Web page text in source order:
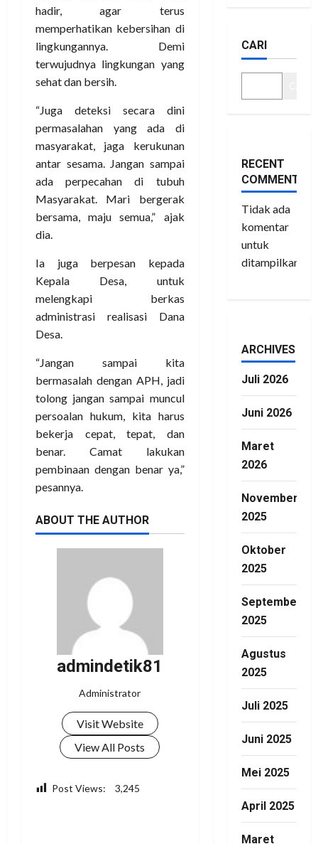
hadir, agar terus
memperhatikan kebersihan di
lingkungannya. Demi
terwujudnya lingkungan yang
sehat dan bersih.
“Juga deteksi secara dini
permasalahan yang ada di
masyarakat, jaga kerukunan
antar sesama. Jangan sampai
ada perpecahan di tubuh
Masyarakat. Mari bergerak
bersama, maju semua,” ajak
dia.
Ia juga berpesan kepada
Kepala Desa, untuk
melengkapi berkas
administrasi realisasi Dana
Desa.
“Jangan sampai kita
bermasalah dengan APH, jadi
tolong jangan sampai muncul
persoalan hukum, kita harus
bekerja cepat, tepat, dan
benar. Camat lakukan
pembinaan dengan benar ya,”
pesannya.
ABOUT THE AUTHOR
admindetik81
Administrator
Visit Website
View All Posts
Post Views: 3,245
CARI
RECENT
COMMENTS
Tidak ada
komentar
untuk
ditampilkan.
ARCHIVES
Juli 2026
Juni 2026
Maret
2026
November
2025
Oktober
2025
September
2025
Agustus
2025
Juli 2025
Juni 2025
Mei 2025
April 2025
Maret